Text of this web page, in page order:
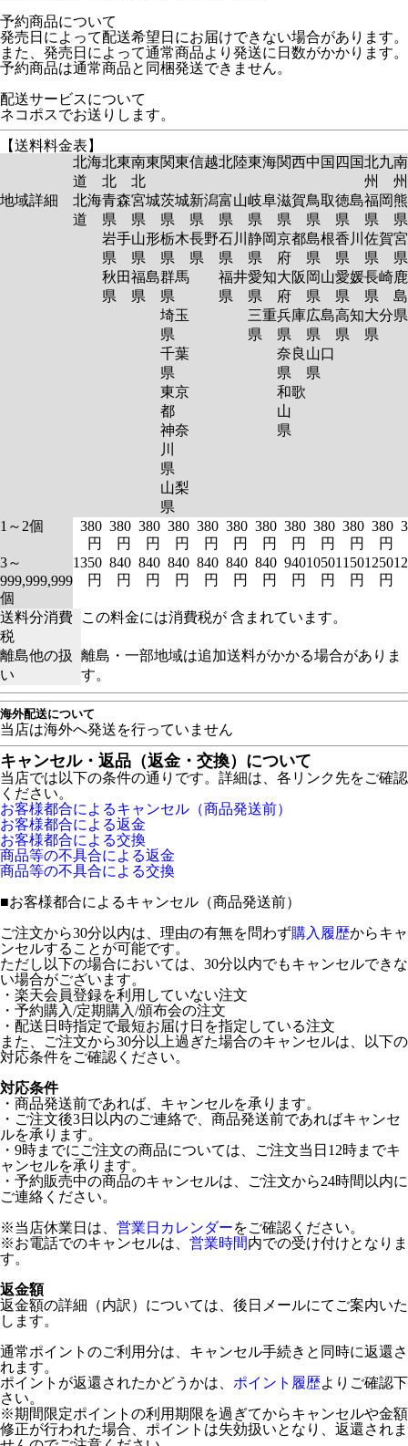
予約商品について
発売日によって配送希望日にお届けできない場合があります。
また、発売日によって通常商品より発送に日数がかかります。
予約商品は通常商品と同梱発送できません。
配送サービスについて
ネコポスでお送りします。
【送料料金表】
北海
道
北東
北
南東
北
関東信越北陸東海関西中国 四国北九
州
州
地域詳細
北海
道
青森
県
岩手
県
秋田
県
宮城
県
山形
県
福島
県
茨城
県
栃木
県
群馬
県
埼玉
県
千葉
県
東京
都
神奈
川
県
山梨
県
新潟
県
長野
県
富山
県
石川
県
福井
県
岐阜
県
静岡
県
愛知
県
三重
県
滋賀
県
京都
府
大阪
府
兵庫
県
奈良
県
和歌
山
県
鳥取
県
島根
県
岡山
県
広島
県
山口
県
徳島
県
香川
県
愛媛
県
高知
県
福岡
県
佐賀
県
長崎
県
大分
県
島
1～2個
380
円
380
円
380
円
380
円
380
円
380
円
380
円
380
円
380
円
380
円
380
円
3～
999,999,999
個
1350
円
840
円
840
円
840
円
840
円
840
円
840
円
940
円
1050
円
1150
円
1250
円
送料分消費
税
この料金には消費税が 含まれています。
離島他の扱
い
離島・一部地域は追加送料がかかる場合がありま
す。
海外配送について
当店は海外へ発送を行っていません
キャンセル・返品（返金・交換）について
当店では以下の条件の通りです。詳細は、各リンク先をご確認
ください。
お客様都合によるキャンセル（商品発送前）
お客様都合による返金
お客様都合による交換
商品等の不具合による返金
商品等の不具合による交換
■お客様都合によるキャンセル（商品発送前）
ご注文から30分以内は、理由の有無を問わず購入履歴からキャ
ンセルすることが可能です。
ただし以下の場合においては、30分以内でもキャンセルできな
い場合がございます。
・楽天会員登録を利用していない注文
・予約購入/定期購入/頒布会の注文
・配送日時指定で最短お届け日を指定している注文
また、ご注文から30分以上過ぎた場合のキャンセルは、以下の
対応条件をご確認ください。
対応条件
・商品発送前であれば、キャンセルを承ります。
・ご注文後3日以内のご連絡で、商品発送前であればキャンセ
ルを承ります。
・9時までにご注文の商品については、ご注文当日12時までキ
ャンセルを承ります。
・予約販売中の商品のキャンセルは、ご注文から24時間以内に
ご連絡ください。
※当店休業日は、 営業日カレンダーをご確認ください。
※お電話でのキャンセルは、 営業時間内での受け付けとなりま
す。
返金額
返金額の詳細（内訳）については、後日メールにてご案内いた
します。
通常ポイントのご利用分は、キャンセル手続きと同時に返還さ
れます。
ポイントが返還されたかどうかは、 ポイント履歴よりご確認下
さい。
※期間限定ポイントの利用期限を過ぎてからキャンセルや金額
修正が行われた場合、ポイントは失効扱いとなり、返還されま